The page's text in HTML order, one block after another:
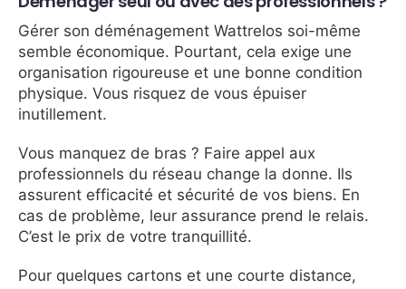
Gérer son déménagement Wattrelos soi-même
semble économique. Pourtant, cela exige une
organisation rigoureuse et une bonne condition
physique. Vous risquez de vous épuiser
inutillement.
Vous manquez de bras ? Faire appel aux
professionnels du réseau change la donne. Ils
assurent efficacité et sécurité de vos biens. En
cas de problème, leur assurance prend le relais.
C’est le prix de votre tranquillité.
Pour quelques cartons et une courte distance,